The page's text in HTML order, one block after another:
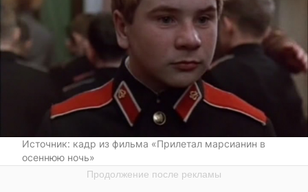
Источник: кадр из фильма «Прилетал марсианин в
осеннюю ночь»